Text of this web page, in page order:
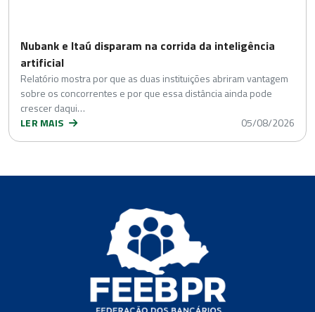
Nubank e Itaú disparam na corrida da inteligência
artificial
Relatório mostra por que as duas instituições abriram vantagem
sobre os concorrentes e por que essa distância ainda pode
crescer daqui…
LER MAIS
05/08/2026